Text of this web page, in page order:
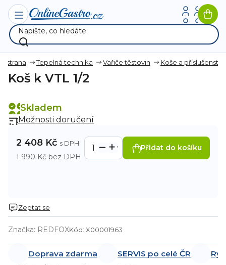
Přejít
obsah
strana Tepelná technika Vařiče těstovin Koše a příslušenství
Koš k VTL 1/2
Značka: REDFOXKód: X00001963
Skladem
Možnosti doručení
2 408 Kč
1 990 Kč bez DPH
Přidat do košíku
Zeptat se
Doprava zdarma SERVIS po celé ČR